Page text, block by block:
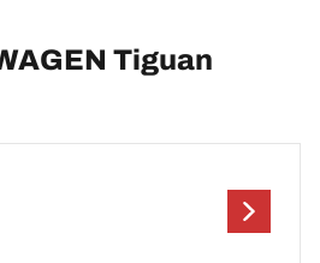
Tiguan